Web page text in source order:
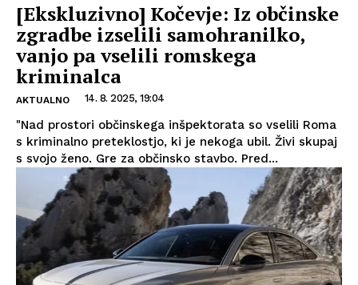
[Ekskluzivno] Kočevje: Iz občinske
zgradbe izselili samohranilko,
vanjo pa vselili romskega
kriminalca
AKTUALNO 14. 8. 2025, 19:04
"Nad prostori občinskega inšpektorata so vselili Roma
s kriminalno preteklostjo, ki je nekoga ubil. Živi skupaj
s svojo ženo. Gre za občinsko stavbo. Pred...